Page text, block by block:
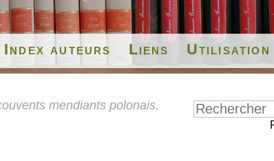
Index auteurs Liens Utilisation
mendiants polonais,